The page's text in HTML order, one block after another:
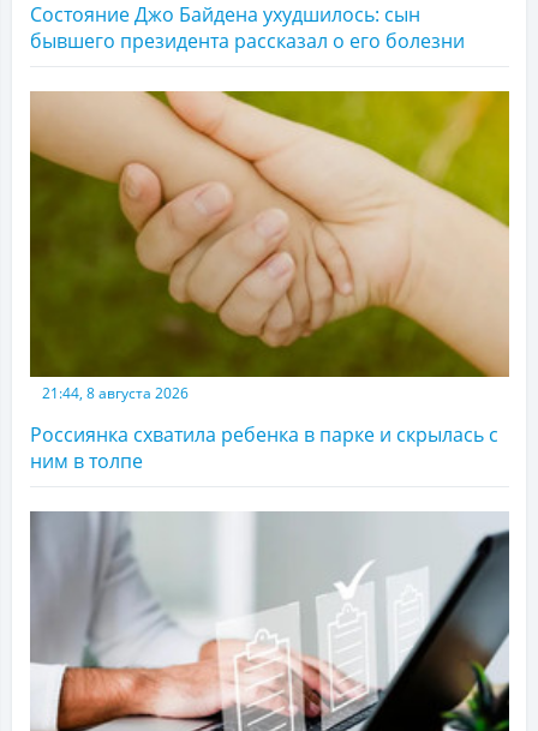
Состояние Джо Байдена ухудшилось: сын
бывшего президента рассказал о его болезни
21:44, 8 августа 2026
Россиянка схватила ребенка в парке и скрылась с
ним в толпе